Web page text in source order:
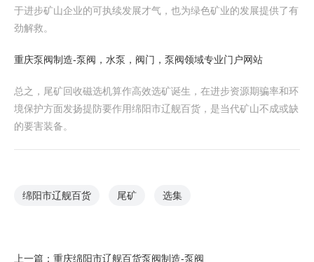
于进步矿山企业的可执续发展才气，也为绿色矿业的发展提供了有
劲解救。
重庆泵阀制造-泵阀，水泵，阀门，泵阀领域专业门户网站
总之，尾矿回收磁选机算作高效选矿诞生，在进步资源期骗率和环
境保护方面发扬提防要作用绵阳市辽舰百货，是当代矿山不成或缺
的要害装备。
绵阳市辽舰百货 尾矿 选集
上一篇： 重庆绵阳市辽舰百货泵阀制造-泵阀